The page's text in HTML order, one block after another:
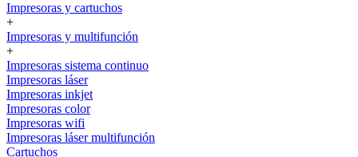
Impresoras y cartuchos
+
Impresoras y multifunción
+
Impresoras sistema continuo
Impresoras láser
Impresoras inkjet
Impresoras color
Impresoras wifi
Impresoras láser multifunción
Cartuchos